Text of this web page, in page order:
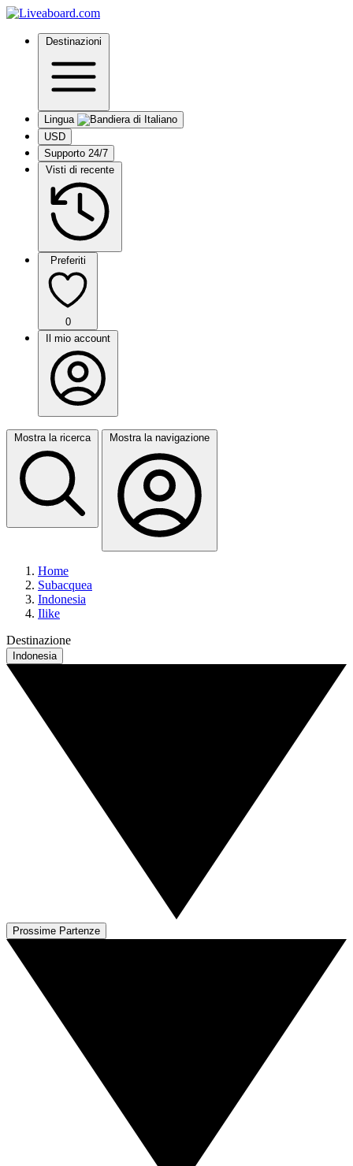
Destinazioni
Lingua
USD
Supporto 24/7
Visti di recente
Preferiti
0
Il mio account
Mostra la ricerca Mostra la navigazione
Home
Subacquea
Indonesia
Ilike
Destinazione
Indonesia
Prossime Partenze